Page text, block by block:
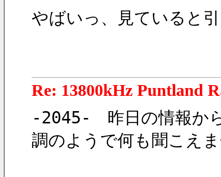
やばいっ、見ていると
Re: 13800kHz Puntland
-2045-　昨日の情報か
調のようで何も聞こえ